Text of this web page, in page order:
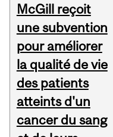
McGill reçoit
une subvention
pour améliorer
la qualité de vie
des patients
atteints d'un
cancer du sang